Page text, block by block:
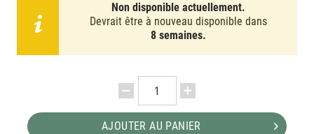
Non disponible actuellement.
Devrait être à nouveau disponible dans
8 semaines.
AJOUTER AU PANIER